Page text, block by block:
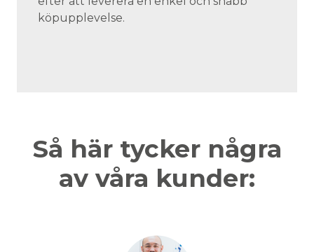
köpupplevelse.
Så här tycker några
av våra kunder: